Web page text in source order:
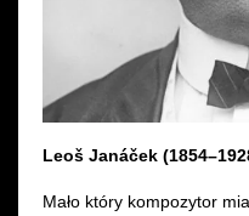
Wynajem kostiumów
Wynajem rekwizytów
Fundusze unijne
Dotacje celowe
Leoš Janáček
Mało który kompozytor